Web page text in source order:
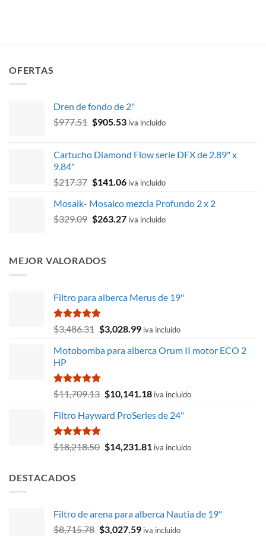
OFERTAS
Dren de fondo de 2"
$977.51 El
era:
$905.53El
es:
iva incluido
Cartucho Diamond Flow serie DFX de 2.89" x
9.84"
$217.37 El
original
era:
$141.06El
actual
es:
iva incluido
Mosaik- Mosaico mezcla Profundo 2 x 2
$329.09 El
era:
$329.09.
$263.27Eliva incluido
MEJOR VALORADOS
Filtro para alberca Merus de 19"
Valorado
con
de 5
$3,486.31 El
original
$3,486.31.
$3,028.99El
actual
iva incluido
Motobomba para alberca Orum II motor ECO 2
HP
Valorado
con
de 5
$11,709.13 El
original
$11,709.13.
$10,141.18El
actual
$10,141.18.
iva incluido
Filtro Hayward ProSeries de 24"
Valorado
con
$18,218.50 El
$14,231.81 El
iva incluido
DESTACADOS
Filtro de arena para alberca Nautia de 19"
$8,715.78 El
$3,027.59Eliva incluido